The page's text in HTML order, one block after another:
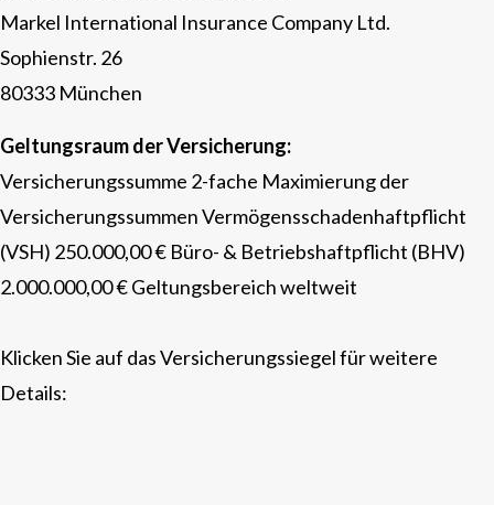
Markel International Insurance Company Ltd.
Sophienstr. 26
80333 München
Geltungsraum der Versicherung:
Versicherungssumme 2-fache Maximierung der
Versicherungssummen Vermögensschadenhaftpflicht
(VSH) 250.000,00 € Büro- & Betriebshaftpflicht (BHV)
2.000.000,00 € Geltungsbereich weltweit
Klicken Sie auf das Versicherungssiegel für weitere
Details: